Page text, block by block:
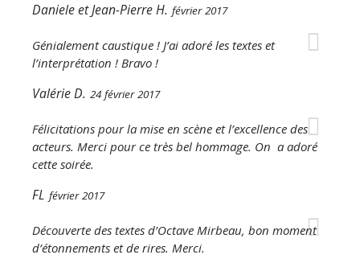
Daniele et Jean-Pierre H. février 2017
Génialement caustique ! J’ai adoré les textes et
l’interprétation ! Bravo !
Valérie D. 24 février 2017
Félicitations pour la mise en scène et l’excellence des
acteurs. Merci pour ce très bel hommage. On a adoré
cette soirée.
FL février 2017
Découverte des textes d’Octave Mirbeau, bon moment
d’étonnements et de rires. Merci.